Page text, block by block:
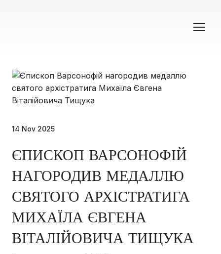
14 Nov 2025
ЄПИСКОП ВАРСОНОФІЙ
НАГОРОДИВ МЕДАЛЛЮ
СВЯТОГО АРХІСТРАТИГА
МИХАЇЛА ЄВГЕНА
ВІТАЛІЙОВИЧА ТИЩУКА